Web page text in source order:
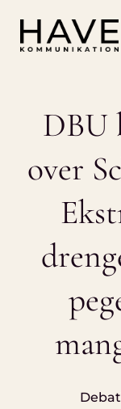
DBU
over